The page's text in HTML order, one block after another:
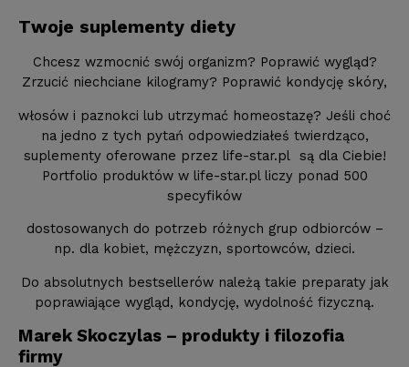
Twoje suplementy diety
Chcesz wzmocnić swój organizm? Poprawić wygląd?
Zrzucić niechciane kilogramy? Poprawić kondycję skóry,
włosów i paznokci lub utrzymać homeostazę? Jeśli choć
na jedno z tych pytań odpowiedziałeś twierdząco,
suplementy oferowane przez life-star.pl są dla Ciebie!
Portfolio produktów w life-star.pl liczy ponad 500
specyfików
dostosowanych do potrzeb różnych grup odbiorców –
np. dla kobiet, mężczyzn, sportowców, dzieci.
Do absolutnych bestsellerów należą takie preparaty jak
poprawiające wygląd, kondycję, wydolność fizyczną.
Marek Skoczylas – produkty i filozofia
firmy